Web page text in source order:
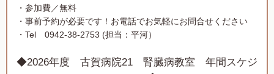
・参加費／無料
・事前予約が必要です！お電話でお気軽にお問合せください
・Tel 0942-38-2753 (担当：平河）
◆2026年度 古賀病院21 腎臓病教室 年間スケジ